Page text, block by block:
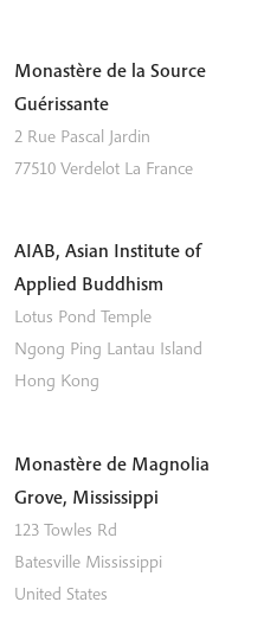
Monastère de la Source
Guérissante
2 Rue Pascal Jardin
77510 Verdelot La France
AIAB, Asian Institute of
Applied Buddhism
Lotus Pond Temple
Ngong Ping Lantau Island
Hong Kong
Monastère de Magnolia
Grove, Mississippi
123 Towles Rd
Batesville Mississippi
United States